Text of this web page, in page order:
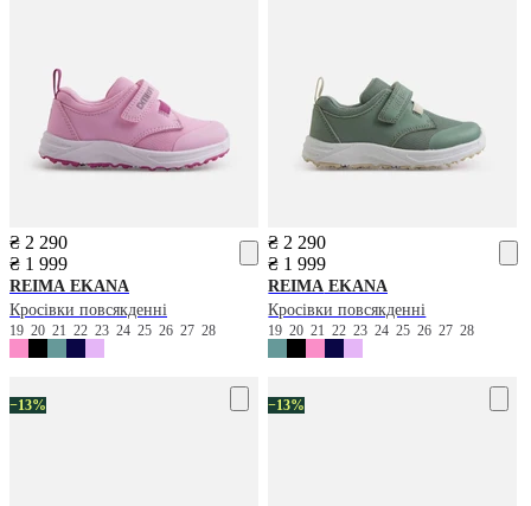
₴ 2 290
₴ 1 999
REIMA EKANA
Кросівки повсякденні
19 20 21 22 23 24 25 26 27 28
₴ 2 290
₴ 1 999
REIMA EKANA
Кросівки повсякденні
19202122232425262728
−13% −13%